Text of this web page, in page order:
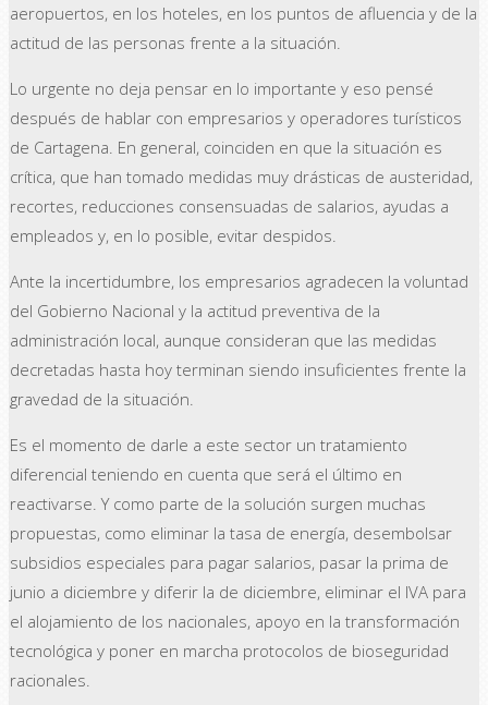
aeropuertos, en los hoteles, en los puntos de afluencia y de la
actitud de las personas frente a la situación.
Lo urgente no deja pensar en lo importante y eso pensé
después de hablar con empresarios y operadores turísticos
de Cartagena. En general, coinciden en que la situación es
crítica, que han tomado medidas muy drásticas de austeridad,
recortes, reducciones consensuadas de salarios, ayudas a
empleados y, en lo posible, evitar despidos.
Ante la incertidumbre, los empresarios agradecen la voluntad
del Gobierno Nacional y la actitud preventiva de la
administración local, aunque consideran que las medidas
decretadas hasta hoy terminan siendo insuficientes frente la
gravedad de la situación.
Es el momento de darle a este sector un tratamiento
diferencial teniendo en cuenta que será el último en
reactivarse. Y como parte de la solución surgen muchas
propuestas, como eliminar la tasa de energía, desembolsar
subsidios especiales para pagar salarios, pasar la prima de
junio a diciembre y diferir la de diciembre, eliminar el IVA para
el alojamiento de los nacionales, apoyo en la transformación
tecnológica y poner en marcha protocolos de bioseguridad
racionales.